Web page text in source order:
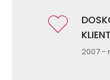
2007 -